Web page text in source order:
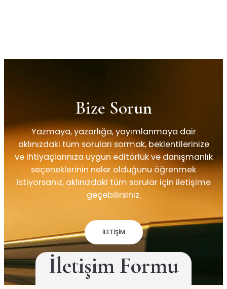
Bize Sorun
Yazmaya, yazarlığa, yayımlanmaya dair
aklınızdaki tüm soruları sormak, beklentilerinize
ve ihtiyaçlarınıza uygun editörlük ve danışmanlık
seçeneklerinin neler olduğunu öğrenmek
istiyorsanız, aklınızdaki tüm sorular için iletişime
geçebilirsiniz.
İLETİŞİM
İletişim Formu